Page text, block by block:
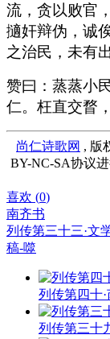
流，贪以败官
擿奸辩伪，诚
之治民，未有
赞曰：蒸蒸小
仁。枉直交瞀
尚仁诗歌网 , 版
BY-NC-SA协议
喜欢 (0)
南齐书
列传第三十三·文
稿-噬
列传第四十
列传第三十